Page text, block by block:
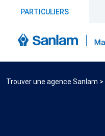
PARTICULIERS
Trouver une agence Sanlam >